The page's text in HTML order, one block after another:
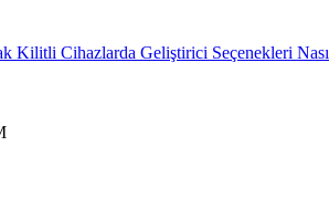
Kilitli Cihazlarda Geliştirici Seçenekleri